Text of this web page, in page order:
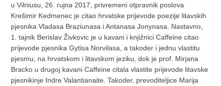
u Vilniusu, 26. rujna 2017, privremeni otpravnik poslova
Krešimir Kedmenec je citao hrvatske prijevode poezije litavskih
pjesnika Vladasa Braziunasa i Antanasa Jonynasa. Nastavno,
1. tajnik Berislav Živkovic je u kavani i knjižnici Caffeine citao
prijevode pjesnika Gytisa Norvilasa, a takoder i jednu vlastitu
pjesmu, na hrvatskom i litavskom jeziku, dok je prof. Mirjana
Bracko u drugoj kavani Caffeine citala vlastite prijevode litavske
pjesnikinje Indre Valantianaite. Takoder, prevoditeljice Marija